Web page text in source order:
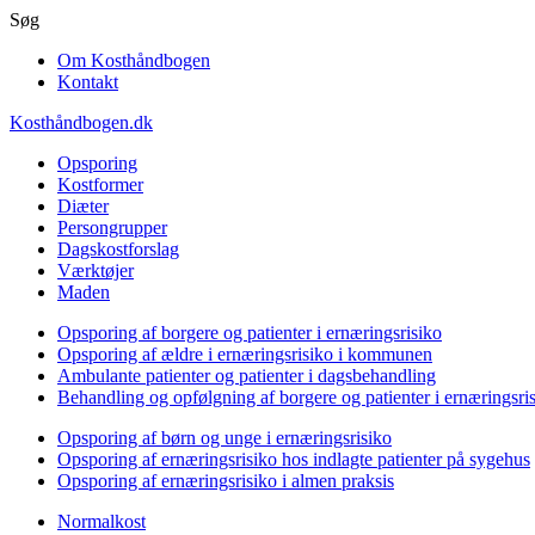
Gå
hovedindhold
Søg
Om Kosthåndbogen
Kontakt
Kosthåndbogen.dk
Opsporing
Kostformer
Diæter
Persongrupper
Dagskostforslag
Værktøjer
Maden
Opsporing af borgere og patienter i ernæringsrisiko
Opsporing af ældre i ernæringsrisiko i kommunen
Ambulante patienter og patienter i dagsbehandling
Behandling og opfølgning af borgere og patienter i
Opsporing af børn og unge i ernæringsrisiko
Opsporing af ernæringsrisiko hos indlagte patienter på sygehus
Opsporing af ernæringsrisiko i almen praksis
Normalkost